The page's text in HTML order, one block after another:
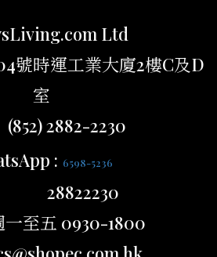
Ltd
號時運工業大廈2樓C及D
室
2882-2230
: 6598-5236
至五 0930-1800